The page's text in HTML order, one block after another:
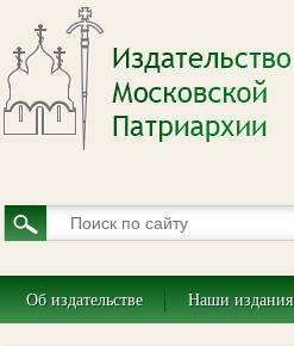
Об издательстве Наши издания